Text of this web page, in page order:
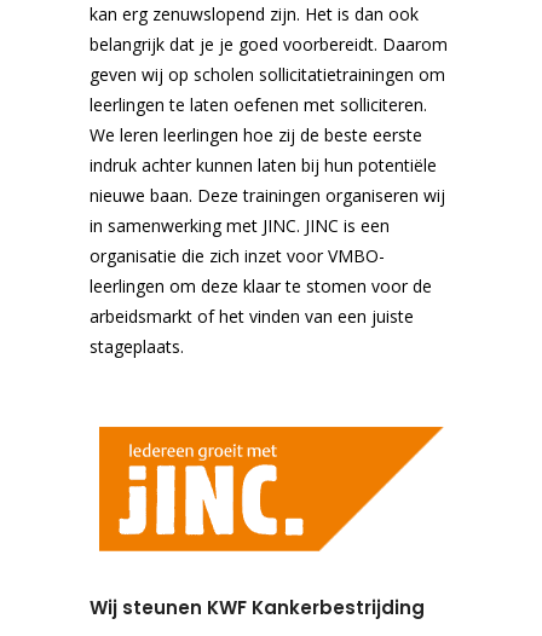
kan erg zenuwslopend zijn. Het is dan ook
belangrijk dat je je goed voorbereidt. Daarom
geven wij op scholen sollicitatietrainingen om
leerlingen te laten oefenen met solliciteren.
We leren leerlingen hoe zij de beste eerste
indruk achter kunnen laten bij hun potentiële
nieuwe baan. Deze trainingen organiseren wij
in samenwerking met JINC. JINC is een
organisatie die zich inzet voor VMBO-
leerlingen om deze klaar te stomen voor de
arbeidsmarkt of het vinden van een juiste
stageplaats.
Wij steunen KWF Kankerbestrijding